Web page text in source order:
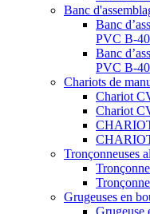
Banc
Banc
PVC B-
Banc
PVC B-
Chariots de
Chariot
Chariot
Tronçonneuses
Grugeuses en